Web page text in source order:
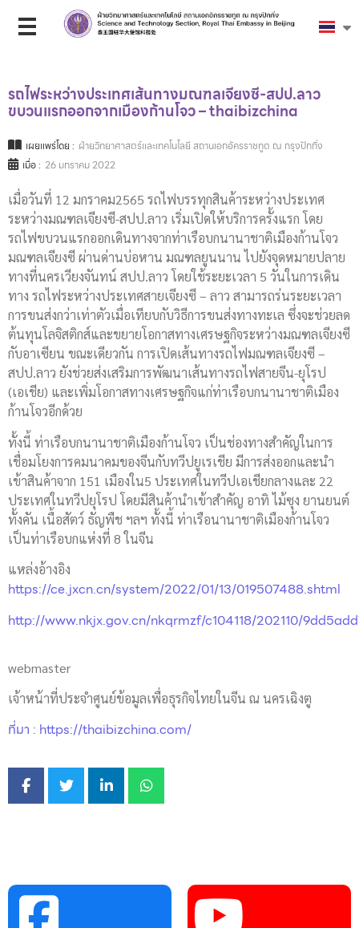
รถไฟระหว่างประเทศเส้นทางมณฑลเจียงซี-สปป.ลาว
ขบวนแรกออกจากเมืองก้านโจว – thaibizchina
เผยแพร่โดย : ฝ่ายวิทยาศาสตร์และเทคโนโลยี สถานเอกอัครราชทูต ณ กรุงปักกิ่ง
เมื่อ : 26 มกราคม 2022
เมื่อวันที่ 12 มกราคม2565 รถไฟบรรทุกสินค้าระหว่างประเทศ
ระหว่างมณฑลเจียงซี-สปป.ลาว เริ่มเปิดให้บริการครั้งแรก โดย
รถไฟขบวนแรกออกเดินทางจากท่าเรือบกนานาชาติเมืองก้านโจว
มณฑลเจียงซี ผ่านด่านบ่อหาน มณฑลยูนนาน ไปยังจุดหมายปลาย
ทางที่นครเวียงจันทน์ สปป.ลาว โดยใช้ระยะเวลา 5 วันในการเดิน
ทาง รถไฟระหว่างประเทศสายเจียงซี – ลาว สามารถร่นระยะเวลา
การขนส่งกว่าเท่าตัวเมื่อเทียบกับวิธีการขนส่งทางทะเล ซึ่งจะช่วยลด
ต้นทุนโลจิสติกส์และขยายโอกาสทางเศรษฐกิจระหว่างมณฑลเจียงซี
กับอาเซียน ขณะเดียวกัน การเปิดเส้นทางรถไฟมณฑลเจียงซี –
สปป.ลาว ยังช่วยส่งเสริมการพัฒนาเส้นทางรถไฟสายจีน-ยุโรป
(เอเชีย) และเพิ่มโอกาสทางเศรษฐกิจแก่ท่าเรือบกนานาชาติเมือง
ก้านโจวอีกด้วย
ทั้งนี้ ท่าเรือบกนานาชาติเมืองก้านโจว เป็นช่องทางสำคัญในการ
เชื่อมโยงการคมนาคมของจีนกับทวีปยูเรเชีย มีการส่งออกและนำ
เข้าสินค้าจาก 151 เมืองใน5 ประเทศในทวีปเอเชียกลางและ 22
ประเทศในทวีปยุโรป โดยมีสินค้านำเข้าสำคัญ อาทิ ไม้ซุง ยานยนต์
ทั้งคัน เนื้อสัตว์ ธัญพืช ฯลฯ ทั้งนี้ ท่าเรือนานาชาติเมืองก้านโจว
เป็นท่าเรือบกแห่งที่ 8 ในจีน
แหล่งอ้างอิง
https://ce.jxcn.cn/system/2022/01/13/019507488.shtml
http://www.nkjx.gov.cn/nkqrmzf/c104118/202110/
webmaster
เจ้าหน้าที่ประจำศูนย์ข้อมูลเพื่อธุรกิจไทยในจีน ณ นครเฉิงตู
ที่มา : https://thaibizchina.com/